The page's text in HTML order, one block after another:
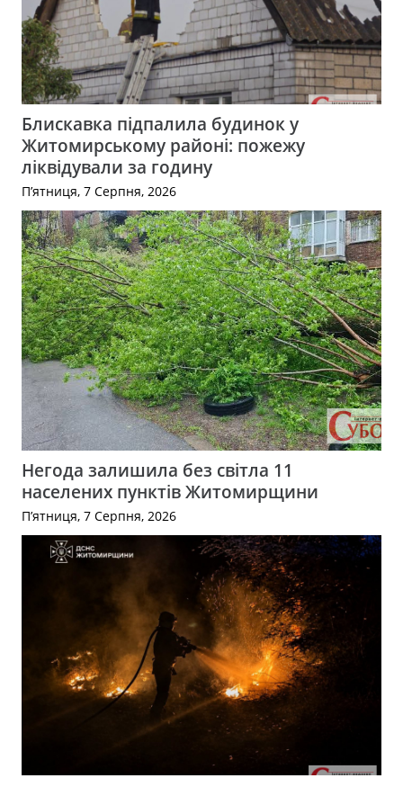
Блискавка підпалила будинок у
Житомирському районі: пожежу
ліквідували за годину
П’ятниця, 7 Серпня, 2026
Негода залишила без світла 11
населених пунктів Житомирщини
П’ятниця, 7 Серпня, 2026